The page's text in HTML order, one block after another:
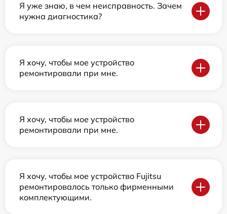
Я уже знаю, в чем неисправность. Зачем
нужна диагностика?
Я хочу, чтобы мое устройство
ремонтировали при мне.
Я хочу, чтобы мое устройство
ремонтировали при мне.
Я хочу, чтобы мое устройство Fujitsu
ремонтировалось только фирменными
комплектующими.